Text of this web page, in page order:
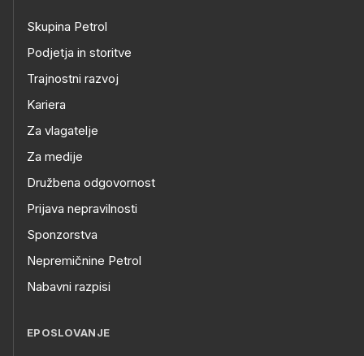
Skupina Petrol
Podjetja in storitve
Trajnostni razvoj
Kariera
Za vlagatelje
Za medije
Družbena odgovornost
Prijava nepravilnosti
Sponzorstva
Nepremičnine Petrol
Nabavni razpisi
EPOSLOVANJE